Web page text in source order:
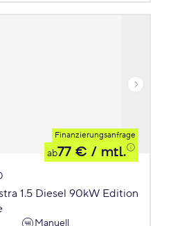
Finanzierungsanfrage
ab77 € / mtl.
1.5 Diesel 90kW Edition
Manuell